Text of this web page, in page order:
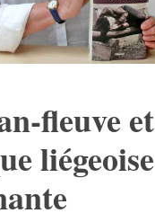
fleuve et
liégeoise